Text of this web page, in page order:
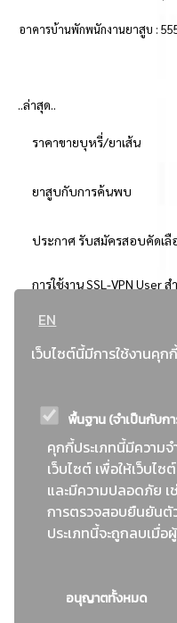
EN
เว็บไซต์นี้มีการใช้งานคุกกี้
พื้นฐาน (จำเป็นกับกา
คุกกี้ประเภทนี้มีความ
เว็บไซต์ เพื่อให้เว็บไ
และมีความปลอดภัย เ
การตรวจสอบยืนยันตั
ประเภทนี้จะถูกลบเมื่อ
อนุญาตทั้งหมด
อาคารบ้านพักพนักงานยาสูบ :
..ล่าสุด..
ราคาขายบุหรี่/ยาเส้น
ยาสูบกับการค้นพบ
ประกาศ รับสมัครสอบคัดเลื
การใช้งาน SSL-VPN User
..ยอดนิยม..
: วิธีเฉพาะเจาะจง
ข่าวสาร/ประกาศ
: เอกสารส่งเสริมความโปร่งใสใ
ข่าวสารจัดซื้อจัดจ้าง
: แผนการจัดซื้อจัดจ้าง